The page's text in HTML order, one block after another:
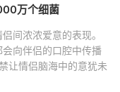
万个细菌
间浓浓爱意的表现。
向伴侣的口腔中传播
让情侣脑海中的意犹未